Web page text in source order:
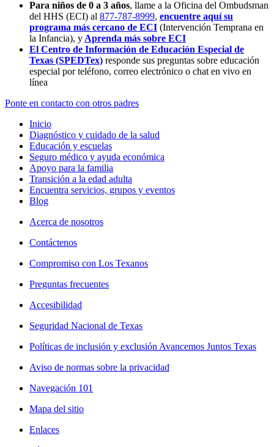
Para niños de 0 a 3 años, llame a la Oficina del Ombudsman
del HHS (ECI) al 877-787-8999, encuentre aquí su
programa más cercano de ECI (Intervención Temprana en
la Infancia), y Aprenda más sobre ECI
El Centro de Información de Educación Especial de
Texas (SPEDTex) responde sus preguntas sobre educación
especial por teléfono, correo electrónico o chat en vivo en
línea
Ponte en contacto con otros padres
Inicio
Diagnóstico y cuidado de la salud
Educación y escuelas
Seguro médico y ayuda económica
Apoyo para la familia
Transición a la edad adulta
Encuentra servicios, grupos y eventos
Blog
Acerca de nosotros
Contáctenos
Compromiso con Los Texanos
Preguntas frecuentes
Accesibilidad
Seguridad Nacional de Texas
Políticas de inclusión y exclusión Avancemos Juntos Texas
Aviso de normas sobre la privacidad
Navegación 101
Mapa del sitio
Enlaces